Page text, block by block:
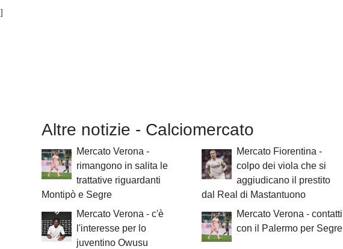
]
Altre notizie - Calciomercato
Mercato Verona -
rimangono in salita le
trattative riguardanti
Montipò e Segre
Mercato Fiorentina -
colpo dei viola che si
aggiudicano il prestito
dal Real di Mastantuono
Mercato Verona - c'è
l'interesse per lo
juventino Owusu
Mercato Verona - contatti
con il Palermo per Segre